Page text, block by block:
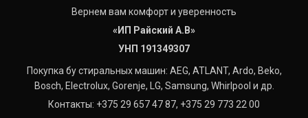
Вязынке, Гайне, Гатово, Глебковичах, Голоцке,
Гончаровке, Городище, Городке, Гостиловичах,
Гребенке, Гричино, Даниловичах, Дворище,
Дорах, Драчково, Дричине, Дроздово,
Дружном, Дубровке, Дуброво, Дудичах, Дукоре,
Дягильно, Ельнице, Жажелке, Ждановичах,
Вернем вам комфорт и уверенность
«ИП Райский А.В»
УНП 191349307
Покупка бу стиральных машин: AEG, ATLANT, Ardo, Beko,
Bosch, Electrolux, Gorenje, LG, Samsung, Whirlpool и др.
Контакты: +375 29 657 47 87, +375 29 773 22 00